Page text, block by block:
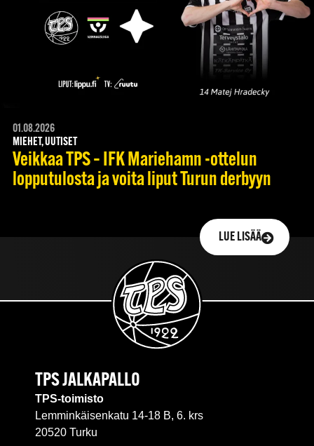
01.08.2026
MIEHET, UUTISET
Veikkaa TPS – IFK Mariehamn -ottelun
lopputulosta ja voita liput Turun derbyyn
LUE LISÄÄ
TPS JALKAPALLO
TPS-toimisto
Lemminkäisenkatu 14-18 B, 6. krs
20520 Turku